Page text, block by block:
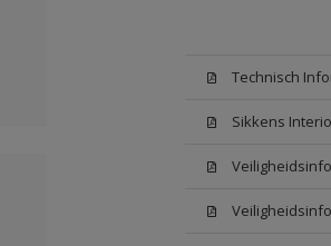
Technisch
Sikkens